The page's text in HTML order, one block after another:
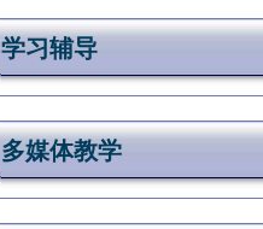
学习辅导
多媒体教学